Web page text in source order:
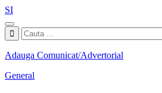
SI
Adauga Comunicat/Advertorial
General